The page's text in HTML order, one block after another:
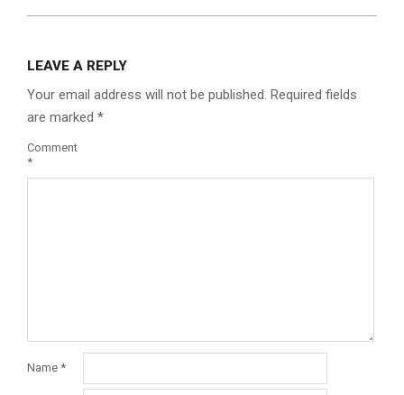
LEAVE A REPLY
Your email address will not be published. Required fields
are marked *
Comment
*
Name *